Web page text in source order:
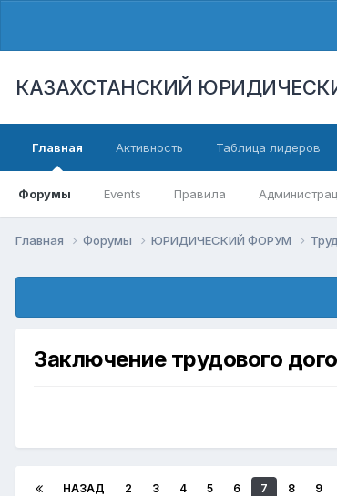
КАЗАХСТАНСКИЙ
Главная
Форумы Events Правила
Активность Таблица лидеров
Главная Форумы ЮРИДИЧЕСКИЙ ФОРУМ
Заключение трудового
НАЗАД 2 3 4 5 6 7 8 9